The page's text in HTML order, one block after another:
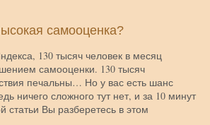
самооценка?
130 тысяч человек в месяц
самооценки. 130 тысяч
печальны… Но у вас есть шанс
ничего сложного тут нет, и за 10 минут
статьи Вы разберетесь в этом